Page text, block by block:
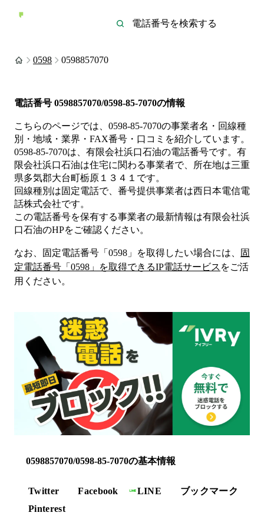
0598 0598857070
電話番号 0598857070/0598-85-7070の情報
こちらのページでは、 0598-85-7070の事業者名・回線種
別・地域・業界・FAX番号・口コミを紹介しています。
0598-85-7070は、 有限会社浜口石油の電話番号です。 有
限会社浜口石油は住宅に関わる事業者で、所在地は三重
県多気郡大台町栃原１３４１ です。
回線種別は固定電話で、番号提供事業者は西日本電信電
話株式会社です。
この電話番号を保有する事業者の最新情報は有限会社浜
口石油のHPをご確認ください。
なお、固定電話番号「 0598 」を取得したい場合には、
固
定電話番号「 0598 」を取得できるIP電話サービス をご活
用ください。
0598857070/0598-85-7070の基本情報
Twitter Facebook LINE
ブックマーク
Pinterest